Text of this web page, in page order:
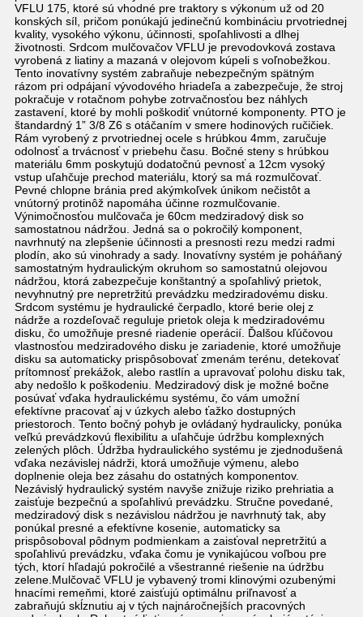
VFLU 175, ktoré sú vhodné pre traktory s výkonum už od 20
konských síl, pričom ponúkajú jedinečnú kombináciu prvotriednej
kvality, vysokého výkonu, účinnosti, spoľahlivosti a dlhej
životnosti. Srdcom mulčovačov VFLU je prevodovková zostava
vyrobená z liatiny a mazaná v olejovom kúpeli s voľnobežkou.
Tento inovatívny systém zabraňuje nebezpečným spätným
rázom pri odpájaní vývodového hriadeľa a zabezpečuje, že stroj
pokračuje v rotačnom pohybe zotrvačnosťou bez náhlych
zastavení, ktoré by mohli poškodiť vnútorné komponenty. PTO je
štandardný 1” 3/8 Z6 s otáčaním v smere hodinových ručičiek.
Rám vyrobený z prvotriednej ocele s hrúbkou 4mm, zaručuje
odolnosť a trvácnosť v priebehu času. Bočné steny s hrúbkou
materiálu 6mm poskytujú dodatočnú pevnosť a 12cm vysoký
vstup uľahčuje prechod materiálu, ktorý sa má rozmulčovať.
Pevné chlopne bránia pred akýmkoľvek únikom nečistôt a
vnútorný protinôž napomáha účinne rozmulčovanie.
Výnimočnosťou mulčovača je 60cm medziradový disk so
samostatnou nádržou. Jedná sa o pokročilý komponent,
navrhnutý na zlepšenie účinnosti a presnosti rezu medzi radmi
plodín, ako sú vinohrady a sady. Inovatívny systém je poháňaný
samostatným hydraulickým okruhom so samostatnú olejovou
nádržou, ktorá zabezpečuje konštantný a spoľahlivý prietok,
nevyhnutný pre nepretržitú prevádzku medziradovému disku.
Srdcom systému je hydraulické čerpadlo, ktoré berie olej z
nádrže a rozdeľovač reguluje prietok oleja k medziradovému
disku, čo umožňuje presné riadenie operácií. Ďalšou kľúčovou
vlastnosťou medziradového disku je zariadenie, ktoré umožňuje
disku sa automaticky prispôsobovať zmenám terénu, detekovať
prítomnosť prekážok, alebo rastlín a upravovať polohu disku tak,
aby nedošlo k poškodeniu. Medziradový disk je možné bočne
posúvať vďaka hydraulickému systému, čo vám umožní
efektívne pracovať aj v úzkych alebo ťažko dostupných
priestoroch. Tento bočný pohyb je ovládaný hydraulicky, ponúka
veľkú prevádzkovú flexibilitu a uľahčuje údržbu komplexných
zelených plôch. Údržba hydraulického systému je zjednodušená
vďaka nezávislej nádrži, ktorá umožňuje výmenu, alebo
doplnenie oleja bez zásahu do ostatných komponentov.
Nezávislý hydraulický systém navyše znižuje riziko prehriatia a
zaisťuje bezpečnú a spoľahlivú prevádzku. Stručne povedané,
medziradový disk s nezávislou nádržou je navrhnutý tak, aby
ponúkal presné a efektívne kosenie, automaticky sa
prispôsoboval pôdnym podmienkam a zaisťoval nepretržitú a
spoľahlivú prevádzku, vďaka čomu je vynikajúcou voľbou pre
tých, ktorí hľadajú pokročilé a všestranné riešenie na údržbu
zelene.Mulčovač VFLU je vybavený tromi klinovými ozubenými
hnacími remeňmi, ktoré zaisťujú optimálnu priľnavosť a
zabraňujú skĺznutiu aj v tých najnáročnejších pracovných